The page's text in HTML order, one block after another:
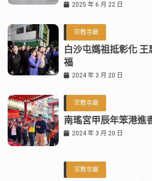
2025 年 6 月 22 日
宗教寺廟
白沙屯媽祖抵彰化
福
2024 年 3 月 20 日
宗教寺廟
南瑤宮甲辰年笨港進
2024 年 3 月 20 日
宗教寺廟